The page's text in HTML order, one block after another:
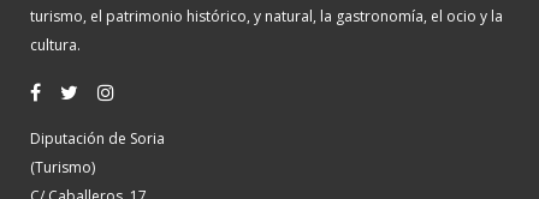
turismo, el patrimonio histórico, y natural, la gastronomía, el ocio y la
cultura.
Diputación de Soria
(Turismo)